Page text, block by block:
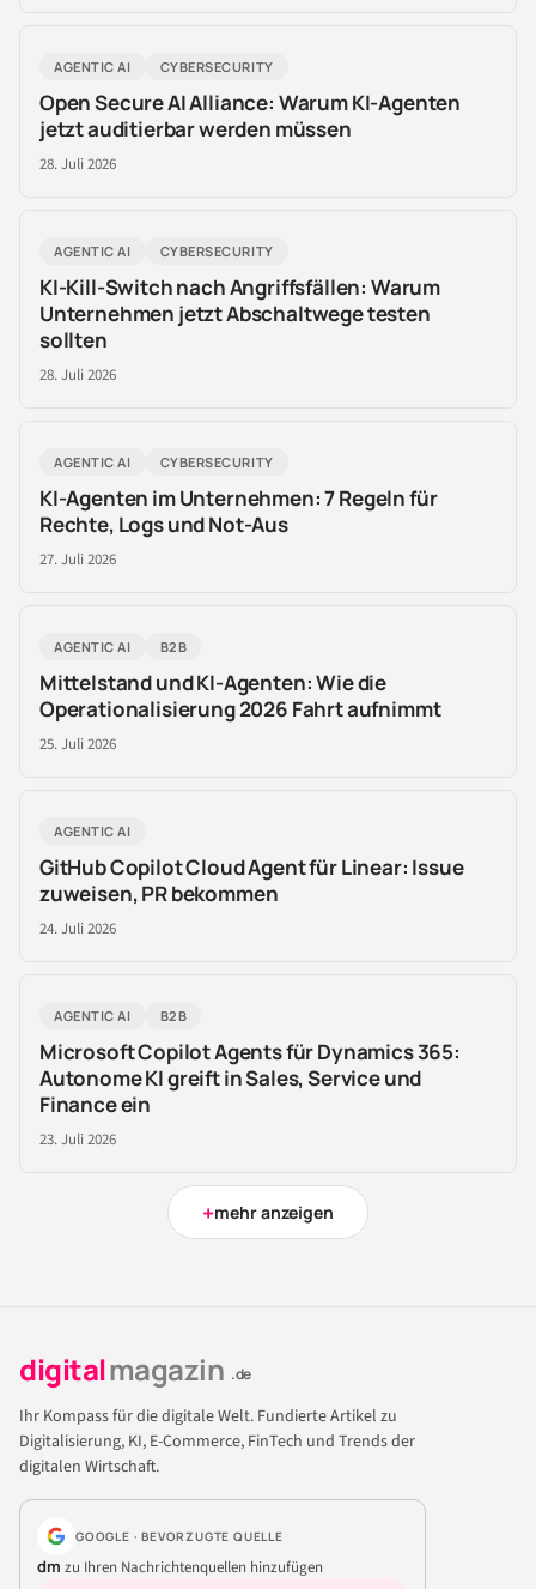
AGENTIC AI CYBERSECURITY
Open Secure AI Alliance: Warum KI-Agenten
jetzt auditierbar werden müssen
28. Juli 2026
AGENTIC AI CYBERSECURITY
KI-Kill-Switch nach Angriffsfällen: Warum
Unternehmen jetzt Abschaltwege testen
sollten
28. Juli 2026
AGENTIC AI CYBERSECURITY
KI-Agenten im Unternehmen: 7 Regeln für
Rechte, Logs und Not-Aus
27. Juli 2026
AGENTIC AI B2B
Mittelstand und KI-Agenten: Wie die
Operationalisierung 2026 Fahrt aufnimmt
25. Juli 2026
AGENTIC AI
GitHub Copilot Cloud Agent für Linear: Issue
zuweisen, PR bekommen
24. Juli 2026
AGENTIC AI B2B
Microsoft Copilot Agents für Dynamics 365:
Autonome KI greift in Sales, Service und
Finance ein
23. Juli 2026
+mehr anzeigen
digitalmagazin .de
Ihr Kompass für die digitale Welt. Fundierte Artikel zu
Digitalisierung, KI, E-Commerce, FinTech und Trends der
digitalen Wirtschaft.
GOOGLE · BEVORZUGTE QUELLE
dm zu Ihren Nachrichtenquellen hinzufügen